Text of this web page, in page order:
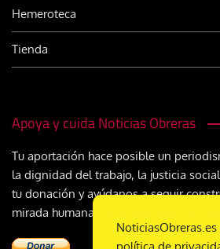
Hemeroteca
Tienda
Apoya y cuida Noticias Obreras
Tu aportación hace posible un
la dignidad del trabajo, la justicia
tu donación y ayúdanos a seguir
mirada humana y cristiana sobre el